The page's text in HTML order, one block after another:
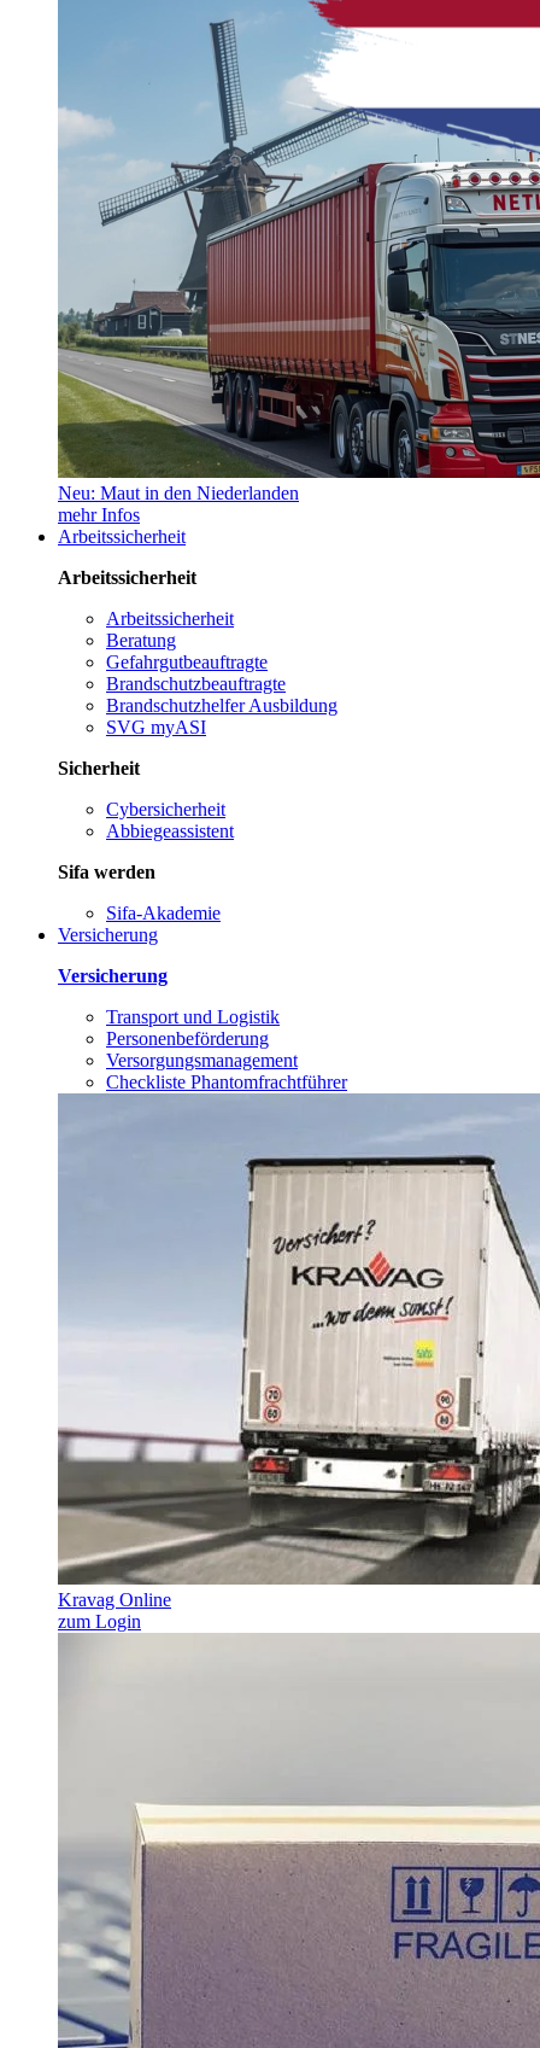
Neu: Maut in den Niederlanden
mehr Infos
Arbeitssicherheit
Arbeitssicherheit
Arbeitssicherheit
Beratung
Gefahrgutbeauftragte
Brandschutzbeauftragte
Brandschutzhelfer Ausbildung
SVG myASI
Sicherheit
Cybersicherheit
Abbiegeassistent
Sifa werden
Sifa-Akademie
Versicherung
Versicherung
Transport und Logistik
Personenbeförderung
Versorgungsmanagement
Checkliste Phantomfrachtführer
Kravag Online
zum Login